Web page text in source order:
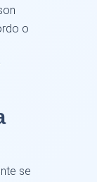
o
se